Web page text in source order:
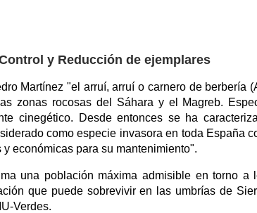
y Reducción de ejemplares
Martínez "el arruí, arruí o carnero de berbería
zonas rocosas del Sáhara y el Magreb.
cinegético. Desde entonces se ha
como especie invasora en toda España
económicas para su mantenimiento".
una población máxima admisible en torno a
que puede sobrevivir en las umbrías de
Verdes.